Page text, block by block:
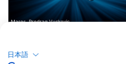
Mares, Predrag Vuckovic
てきたものです。水深9～20mに横たわっ
ています。船はよく砕けているが、いい感
日本語